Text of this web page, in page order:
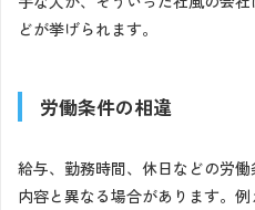
どが挙げられます。
労働条件の相違
給与、勤務時間、休日などの労
内容と異なる場合があります。